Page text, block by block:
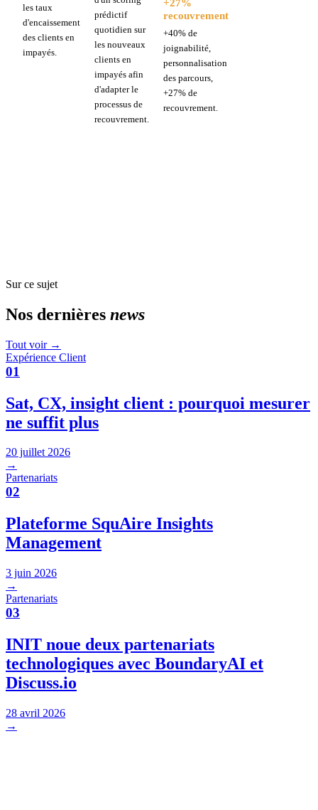
les taux
d'encaissement
des clients en
impayés.
prédictif
quotidien sur
les nouveaux
clients en
impayés afin
d'adapter le
processus de
recouvrement.
recouvrement
+40% de
joignabilité,
personnalisation
des parcours,
+27% de
recouvrement.
Sur ce sujet
Nos dernières news
Tout voir →
Expérience Client
01
Sat, CX, insight client : pourquoi mesurer
ne suffit plus
20 juillet 2026
→
Partenariats
02
Plateforme SquAire Insights
Management
3 juin 2026
→
Partenariats
03
INIT noue deux partenariats
technologiques avec BoundaryAI et
Discuss.io
28 avril 2026
→